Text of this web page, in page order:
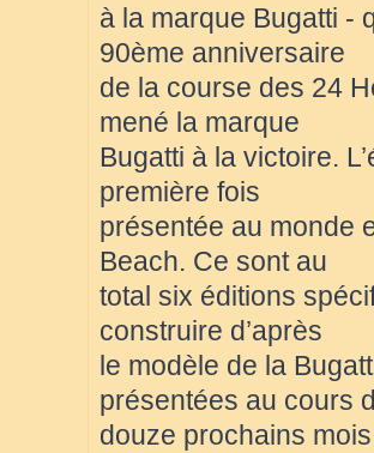
à la marque Bugatti -
90ème anniversaire
de la course des 24
mené la marque
Bugatti à la victoire.
première fois
présentée au monde
Beach. Ce sont au
total six éditions
construire d’après
le modèle de la
présentées au cours
douze prochains